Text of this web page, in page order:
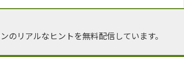
のリアルなヒントを無料配信しています。